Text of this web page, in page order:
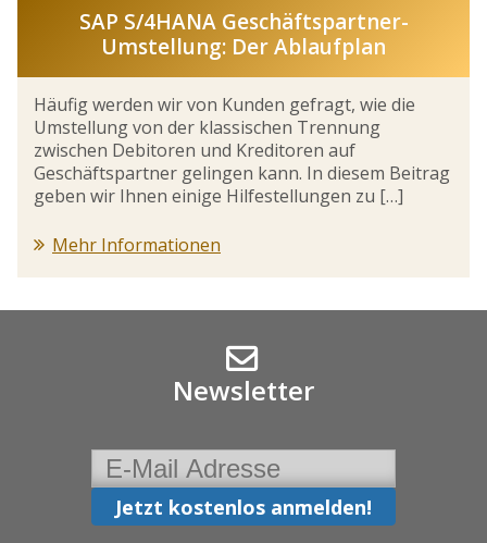
SAP S/4HANA Geschäftspartner-
Umstellung: Der Ablaufplan
Häufig werden wir von Kunden gefragt, wie die
Umstellung von der klassischen Trennung
zwischen Debitoren und Kreditoren auf
Geschäftspartner gelingen kann. In diesem Beitrag
geben wir Ihnen einige Hilfestellungen zu […]
Mehr Informationen
Newsletter